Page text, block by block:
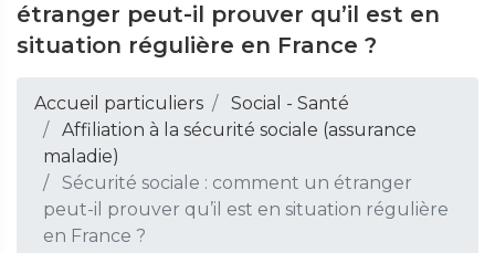
étranger peut-il prouver qu’il est en
situation régulière en France ?
Accueil particuliers
Social - Santé
Affiliation à la sécurité sociale (assurance
maladie)
Sécurité sociale : comment un étranger
peut-il prouver qu’il est en situation régulière
en France ?